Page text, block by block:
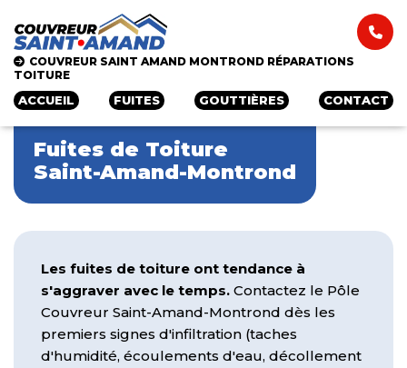
COUVREUR SAINT AMAND MONTROND RÉPARATIONS
TOITURE
ACCUEIL FUITES GOUTTIÈRES CONTACT
Fuites de Toiture
Saint-Amand-Montrond
Les fuites de toiture ont tendance à
s'aggraver avec le temps. Contactez le Pôle
Couvreur Saint-Amand-Montrond dès les
premiers signes d'infiltration (taches
d'humidité, écoulements d'eau, décollement